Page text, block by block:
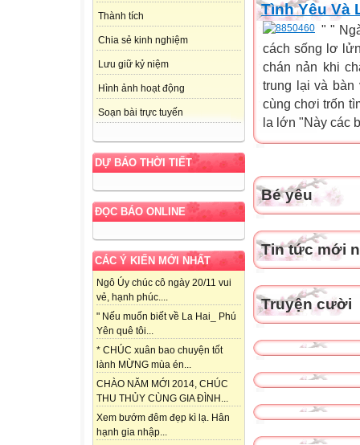
Thành tích
Chia sẻ kinh nghiệm
Lưu giữ kỷ niệm
Hình ảnh hoạt động
Soạn bài trực tuyến
DỰ BÁO THỜI TIẾT
ĐỌC BÁO ONLINE
CÁC Ý KIẾN MỚI NHẤT
Ngô Úy chúc cô ngày 20/11 vui
vẻ, hạnh phúc....
" Nếu muốn biết về La Hai_ Phú
Yên quê tôi...
* CHÚC xuân bao chuyện tốt
lành MỪNG mùa én...
CHÀO NĂM MỚI 2014, CHÚC
THU THỦY CÙNG GIA ĐÌNH...
Xem bướm đêm đẹp kì lạ. Hân
hạnh gia nhập...
Tình Yêu Và
" "
cách sống lơ
chán nản khi
trung lại và bàn
cùng chơi trốn
la lớn "Này các
Bé yêu
Tin tức mới
Truyện cười